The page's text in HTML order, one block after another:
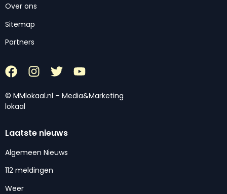
Over ons
Sitemap
Partners
© MMlokaal.nl – Media&Marketing
lokaal
Laatste nieuws
Algemeen Nieuws
112 meldingen
Weer